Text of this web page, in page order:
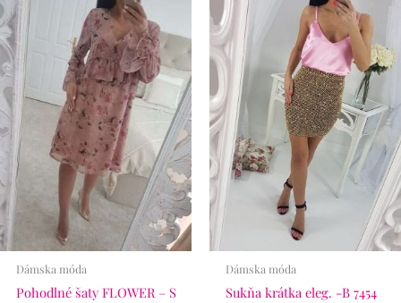
Dámska móda
Pohodlné šaty FLOWER – S
Dámska móda
Sukňa krátka eleg. -B 7454